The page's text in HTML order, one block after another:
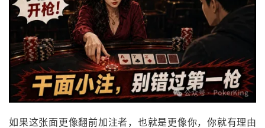
如果这张面更像翻前加注者，也就是更像你，你就有理由